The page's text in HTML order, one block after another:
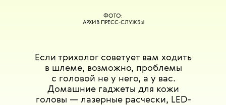
ФОТО:
АРХИВ ПРЕСС-СЛУЖБЫ
Если трихолог советует вам ходить
в шлеме, возможно, проблемы
с головой не у него, а у вас.
Домашние гаджеты для кожи
головы — лазерные расчески, LED-